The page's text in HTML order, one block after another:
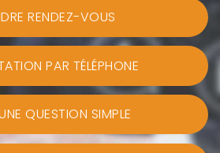
RENDEZ-VOUS
PAR TÉLÉPHONE
QUESTION SIMPLE